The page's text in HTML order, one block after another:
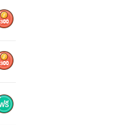
ะ
น
น
ว
300
300